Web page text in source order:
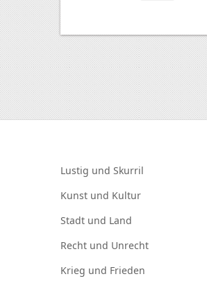
Lustig und Skurril
Kunst und Kultur
Stadt und Land
Recht und Unrecht
Krieg und Frieden